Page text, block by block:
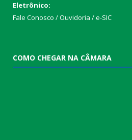
Eletrônico:
Fale Conosco / Ouvidoria / e-SIC
COMO CHEGAR NA CÂMARA